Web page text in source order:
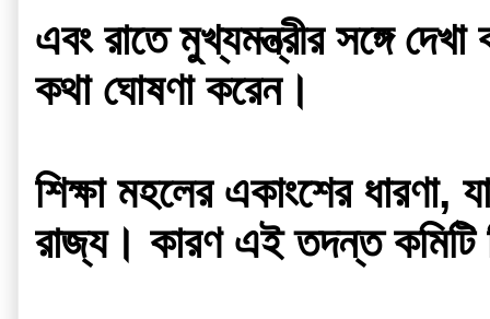
এবং রাতে মুখ্যমন্ত্রীর সঙ্গে
কথা ঘোষণা করেন।
শিক্ষা মহলের একাংশের
রাজ্য। কারণ এই তদন্ত কমিটি